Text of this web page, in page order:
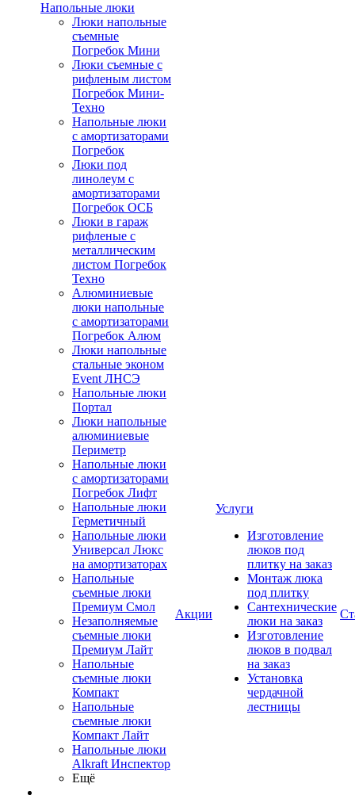
Напольные люки
Люки напольные
съемные
Погребок Мини
Люки съемные с
рифленым листом
Погребок Мини-
Техно
Напольные люки
с амортизаторами
Погребок
Люки под
линолеум с
амортизаторами
Погребок ОСБ
Люки в гараж
рифленые с
металлическим
листом Погребок
Техно
Алюминиевые
люки напольные
с амортизаторами
Погребок Алюм
Люки напольные
стальные эконом
Event ЛНСЭ
Напольные люки
Портал
Люки напольные
алюминиевые
Периметр
Напольные люки
с амортизаторами
Погребок Лифт
Напольные люки
Герметичный
Напольные люки
Универсал Люкс
на амортизаторах
Напольные
съемные люки
Премиум Смол
Незаполняемые
съемные люки
Премиум Лайт
Напольные
съемные люки
Компакт
Напольные
съемные люки
Компакт Лайт
Напольные люки
Alkraft Инспектор
Ещё
Акции
Услуги
Изготовление
люков под
плитку на заказ
Монтаж люка
под плитку
Сантехнические
люки на заказ
Изготовление
люков в подвал
на заказ
Установка
чердачной
лестницы